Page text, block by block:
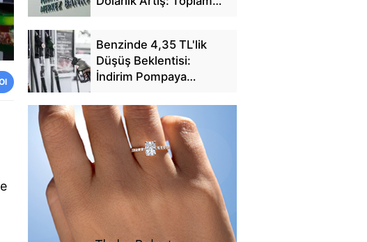
Benzinde 4,35 TL'lik
Düşüş Beklentisi:
İndirim Pompaya